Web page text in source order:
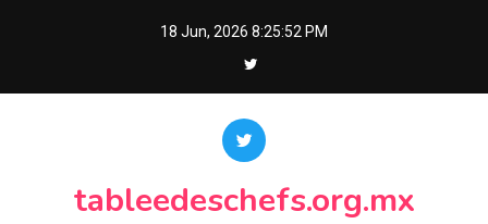
18 Jun, 2026 8:25:54 PM
tableedeschefs.org.mx